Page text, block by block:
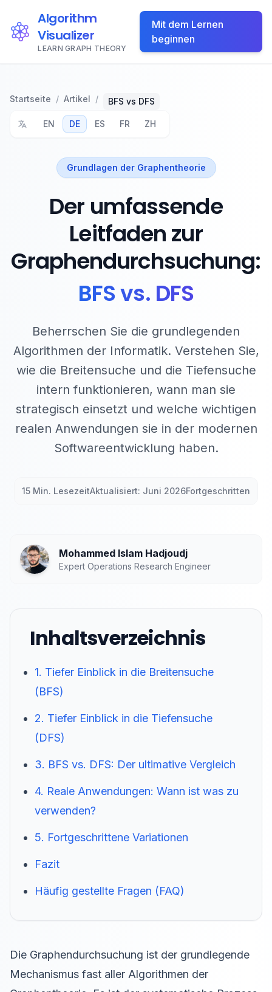
Algorithm
Visualizer
LEARN GRAPH THEORY
Mit dem Lernen
beginnen
Startseite / Artikel / BFS vs DFS
EN DE ES FR ZH
Grundlagen der Graphentheorie
Der umfassende
Leitfaden zur
Graphendurchsuchung:
BFS vs. DFS
Beherrschen Sie die grundlegenden
Algorithmen der Informatik. Verstehen Sie,
wie die Breitensuche und die Tiefensuche
intern funktionieren, wann man sie
strategisch einsetzt und welche wichtigen
realen Anwendungen sie in der modernen
Softwareentwicklung haben.
15 Min. LesezeitAktualisiert: Juni 2026Fortgeschritten
Mohammed Islam Hadjoudj
Expert Operations Research Engineer
Inhaltsverzeichnis
1. Tiefer Einblick in die Breitensuche
(BFS)
2. Tiefer Einblick in die Tiefensuche
(DFS)
3. BFS vs. DFS: Der ultimative Vergleich
4. Reale Anwendungen: Wann ist was zu
verwenden?
5. Fortgeschrittene Variationen
Fazit
Häufig gestellte Fragen (FAQ)
Die Graphendurchsuchung ist der grundlegende
Mechanismus fast aller Algorithmen der